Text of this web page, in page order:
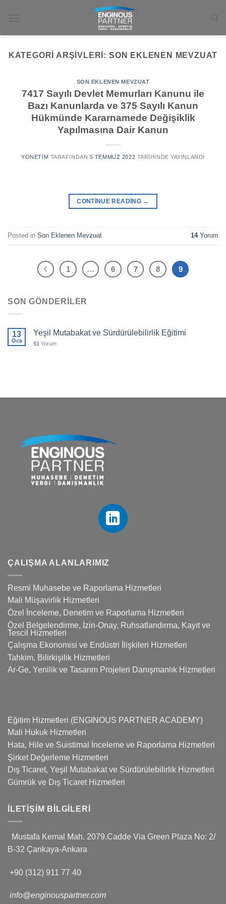
KATEGORI ARŞIVLERI: SON EKLENEN MEVZUAT
SON EKLENEN MEVZUAT
7417 Sayılı Devlet Memurları Kanunu ile
Bazı Kanunlarda ve 375 Sayılı Kanun
Hükmünde Kararnamede Değişiklik
Yapılmasına Dair Kanun
YONETIM TARAFINDAN 5 TEMMUZ 2022 TARIHINDE YAYINLANDI
CONTINUE READING →
Posted in Son Eklenen Mevzuat 14Yorum
1 … 6 7 8 9
SON GÖNDERILER
13
Oca
Yeşil Mutabakat ve Sürdürülebilirlik Eğitimi
51 Yorum
ÇALIŞMA ALANLARIMIZ
Resmi Muhasebe ve Raporlama Hizmetleri
Mali Müşavirlik Hizmetleri
Özel İnceleme, Denetim ve Raporlama Hizmetleri
Özel Belgelendirme, İzin-Onay, Ruhsatlandırma, Kayıt ve
Tescil Hizmetleri
Çalışma Ekonomisi ve Endüstri İlişkileri Hizmetleri
Tahkim, Bilirkişilik Hizmetleri
Ar-Ge, Yenilik ve Tasarım Projeleri Danışmanlık Hizmetleri
Eğitim Hizmetleri (ENGINOUS PARTNER ACADEMY)
Mali Hukuk Hizmetleri
Hata, Hile ve Suistimal İnceleme ve Raporlama Hizmetleri
Şirket Değerleme Hizmetleri
Dış Ticaret, Yeşil Mutabakat ve Sürdürülebilirlik Hizmetleri
Gümrük ve Dış Ticaret Hizmetleri
İLETIŞIM BILGILERI
Mustafa Kemal Mah. 2079.Cadde Via Green Plaza No: 2/
B-32 Çankaya-Ankara
+90 (312) 911 77 40
info@enginouspartner.com